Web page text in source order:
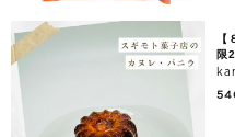
限